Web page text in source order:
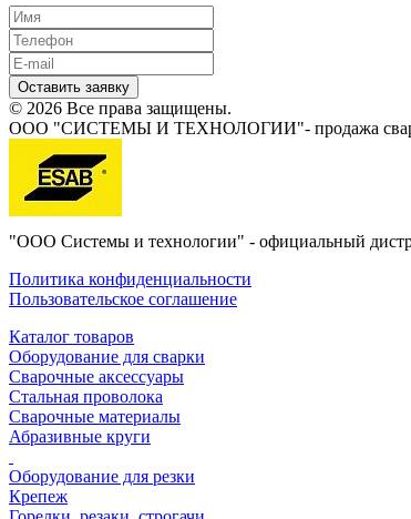
Оставить заявку
© 2026 Все права защищены.
ООО "СИСТЕМЫ И ТЕХНОЛОГИИ"- продажа
"ООО Системы и технологии" - официальный
Политика конфиденциальности
Пользовательское соглашение
Каталог товаров
Оборудование для сварки
Сварочные аксессуары
Стальная проволока
Сварочные материалы
Абразивные круги
Оборудование для резки
Крепеж